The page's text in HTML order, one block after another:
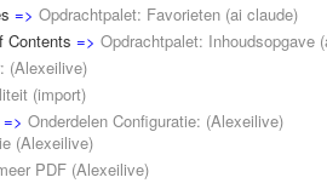
=> Opdrachtpalet: Favorieten (ai claude)
Contents => Opdrachtpalet: Inhoudsopgave (
(Alexeilive)
(import)
=> Onderdelen Configuratie: (Alexeilive)
(Alexeilive)
PDF (Alexeilive)